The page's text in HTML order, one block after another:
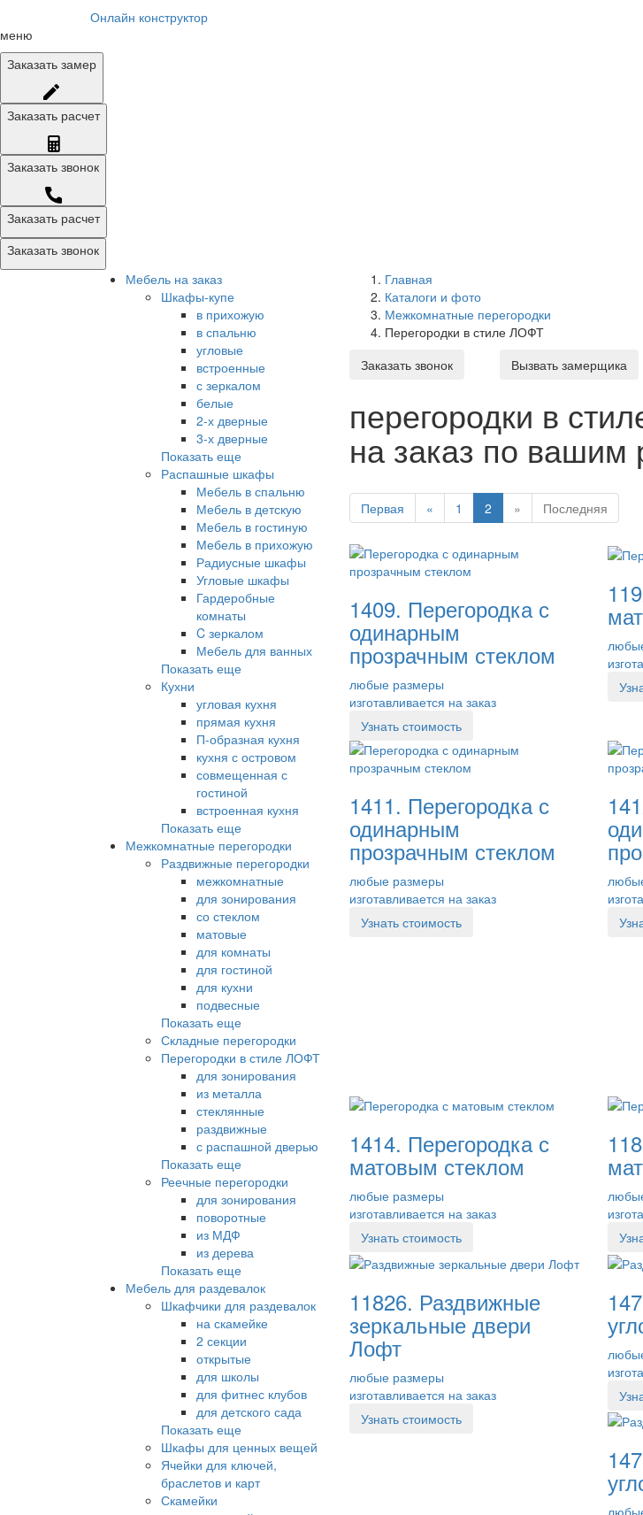
Онлайн конструктор
меню
Заказать замер
Заказать расчет
Заказать звонок
Заказать расчет
Заказать звонок
Мебель на заказ
Шкафы-купе
в прихожую
в спальню
угловые
встроенные
с зеркалом
белые
2-х дверные
3-х дверные
Показать еще
Распашные шкафы
Мебель в спальню
Мебель в детскую
Мебель в гостиную
Мебель в прихожую
Радиусные шкафы
Угловые шкафы
Гардеробные
комнаты
C зеркалом
Мебель для ванных
Показать еще
Кухни
угловая кухня
прямая кухня
П-образная кухня
кухня с островом
совмещенная с
гостиной
встроенная кухня
Показать еще
Межкомнатные перегородки
Раздвижные перегородки
межкомнатные
для зонирования
со стеклом
матовые
для комнаты
для гостиной
для кухни
подвесные
Показать еще
Складные перегородки
Перегородки в стиле ЛОФТ
для зонирования
из металла
стеклянные
раздвижные
с распашной дверью
Показать еще
Реечные перегородки
для зонирования
поворотные
из МДФ
из дерева
Показать еще
Мебель для раздевалок
Шкафчики для раздевалок
на скамейке
2 секции
открытые
для школы
для фитнес клубов
для детского сада
Показать еще
Шкафы для ценных вещей
Ячейки для ключей,
браслетов и карт
Скамейки
Главная
Каталоги и фото
Межкомнатные перегородки
Перегородки в стиле ЛОФТ
Заказать звонок
Вызвать замерщика
перегородки в
на заказ по вашим
Первая « 1 2 » Последняя
1409. Перегородка с
одинарным
прозрачным стеклом
любые размеры
изготавливается на заказ
Узнать стоимость
1411. Перегородка с
одинарным
прозрачным стеклом
любые размеры
изготавливается на заказ
Узнать стоимость
1414. Перегородка с
матовым стеклом
любые размеры
изготавливается на заказ
Узнать стоимость
11826. Раздвижные
зеркальные двери
Лофт
любые размеры
изготавливается на заказ
Узнать стоимость